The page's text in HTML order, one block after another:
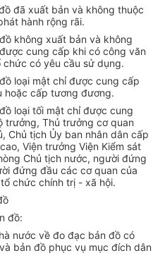
đã xuất bản và không thuộc
hành rộng rãi.
không xuất bản và không
cung cấp khi có công văn
có yêu cầu sử dụng.
loại mật chỉ được cung cấp
hoặc cấp tương đương.
loại tối mật chỉ được cung
trưởng, Thủ trưởng cơ quan
Chủ tịch Ủy ban nhân dân cấp
Viện trưởng Viện Kiểm sát
Chủ tịch nước, người đứng
đứng đầu các cơ quan của
chức chính trị - xã hội.
đồ:
nước về đo đạc bản đồ có
bản đồ phục vụ mục đích dân